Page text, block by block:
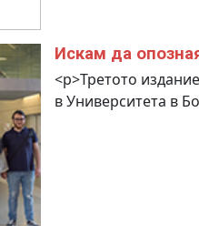
Искам да
<p>Третото
в Университета в